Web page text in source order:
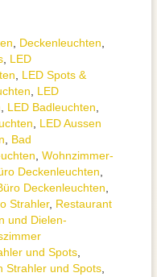
Decken­leuchten
LED
LED Spots &
LED
LED Badleuchten
LED Aussen
Bad
Wohnzimmer­
Deckenleuchten
Deckenleuchten
Strahler, Restaurant
und Dielen-
und Spots
Strahler und Spots